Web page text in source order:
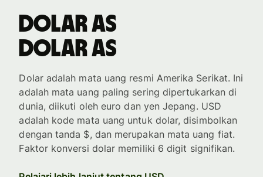
dolar AS
dolar AS
Dolar adalah mata uang resmi Amerika Serikat. Ini
adalah mata uang paling sering dipertukarkan di
dunia, diikuti oleh euro dan yen Jepang. USD
adalah kode mata uang untuk dolar, disimbolkan
dengan tanda $, dan merupakan mata uang fiat.
Faktor konversi dolar memiliki 6 digit signifikan.